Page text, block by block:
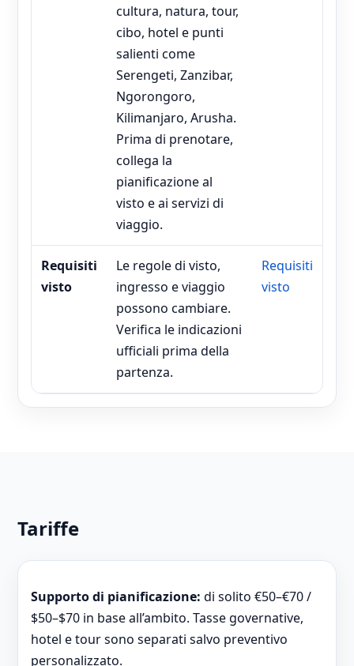
cultura, natura, tour,
cibo, hotel e punti
salienti come
Serengeti, Zanzibar,
Ngorongoro,
Kilimanjaro, Arusha.
Prima di prenotare,
collega la
pianificazione al
visto e ai servizi di
viaggio.
Requisiti
visto
Le regole di visto,
ingresso e viaggio
possono cambiare.
Verifica le indicazioni
ufficiali prima della
partenza.
Requisiti
visto
Tariffe
Supporto di pianificazione: di solito €50–€70 /
$50–$70 in base all’ambito. Tasse governative,
hotel e tour sono separati salvo preventivo
personalizzato.